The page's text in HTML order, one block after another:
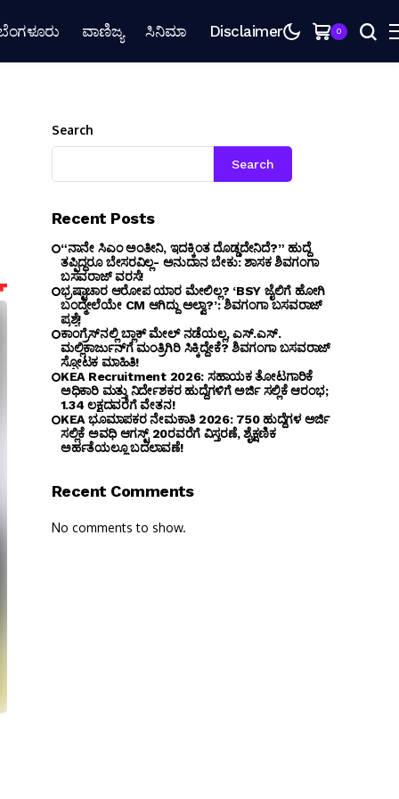
ವಾಣಿಜ್ಯ ಸಿನಿಮಾ Disclaimer 0
Search
Search
Recent Posts
“ನಾನೇ ಸಿಎಂ ಅಂತೀನಿ, ಇದಕ್ಕಿಂತ ದೊಡ್ಡದೇನಿದೆ?” ಹುದ್ದೆ
ತಪ್ಪಿದ್ದರೂ ಬೇಸರವಿಲ್ಲ- ಅನುದಾನ ಬೇಕು: ಶಾಸಕ ಶಿವಗಂಗಾ
ಬಸವರಾಜ್ ವರಸೆ!
ಭ್ರಷ್ಟಾಚಾರ ಆರೋಪ ಯಾರ ಮೇಲಿಲ್ಲ? ‘BSY ಜೈಲಿಗೆ ಹೋಗಿ
ಬಂದ್ಮೇಲೆಯೇ CM ಆಗಿದ್ದು ಅಲ್ವಾ?’: ಶಿವಗಂಗಾ ಬಸವರಾಜ್
ಪ್ರಶ್ನೆ!
ಕಾಂಗ್ರೆಸ್‌ನಲ್ಲಿ ಬ್ಲಾಕ್ ಮೇಲ್ ನಡೆಯಲ್ಲ, ಎಸ್.ಎಸ್.
ಮಲ್ಲಿಕಾರ್ಜುನ್‌ಗೆ ಮಂತ್ರಿಗಿರಿ ಸಿಕ್ಕಿದ್ದೇಕೆ? ಶಿವಗಂಗಾ ಬಸವರಾಜ್
ಸ್ಫೋಟಕ ಮಾಹಿತಿ!
KEA Recruitment 2026: ಸಹಾಯಕ ತೋಟಗಾರಿಕೆ
ಅಧಿಕಾರಿ ಮತ್ತು ನಿರ್ದೇಶಕರ ಹುದ್ದೆಗಳಿಗೆ ಅರ್ಜಿ ಸಲ್ಲಿಕೆ ಆರಂಭ;
₹1.34 ಲಕ್ಷದವರೆಗೆ ವೇತನ!
KEA ಭೂಮಾಪಕರ ನೇಮಕಾತಿ 2026: 750 ಹುದ್ದೆಗಳ ಅರ್ಜಿ
ಸಲ್ಲಿಕೆ ಅವಧಿ ಆಗಸ್ಟ್ 20ರವರೆಗೆ ವಿಸ್ತರಣೆ, ಶೈಕ್ಷಣಿಕ
ಅರ್ಹತೆಯಲ್ಲೂ ಬದಲಾವಣೆ!
Recent Comments
No comments to show.